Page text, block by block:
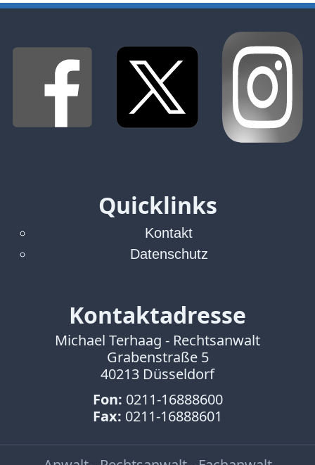
Meinungsfreiheit
Print
WDR
Werbung
Quicklinks
Kontakt
Datenschutz
Kontaktadresse
Michael Terhaag - Rechtsanwalt
Grabenstraße 5
40213 Düsseldorf
Fon: 0211-16888600
Fax: 0211-16888601